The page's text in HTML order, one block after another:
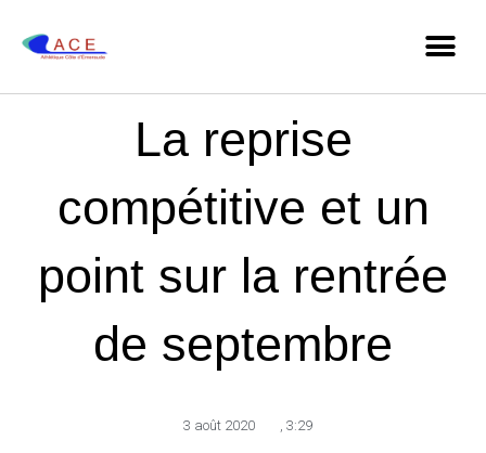
La reprise
compétitive et un
point sur la rentrée
de septembre
3 août 2020 , 3:29